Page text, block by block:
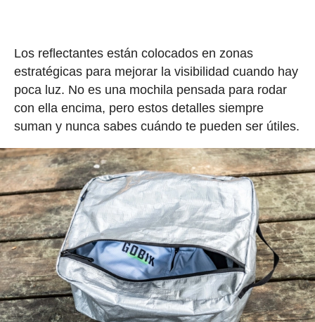
Los reflectantes están colocados en zonas
estratégicas para mejorar la visibilidad cuando hay
poca luz. No es una mochila pensada para rodar
con ella encima, pero estos detalles siempre
suman y nunca sabes cuándo te pueden ser útiles.